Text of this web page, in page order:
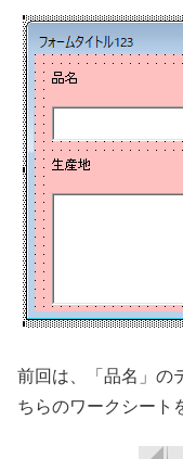
前回は、「品名」の
ちらのワークシート